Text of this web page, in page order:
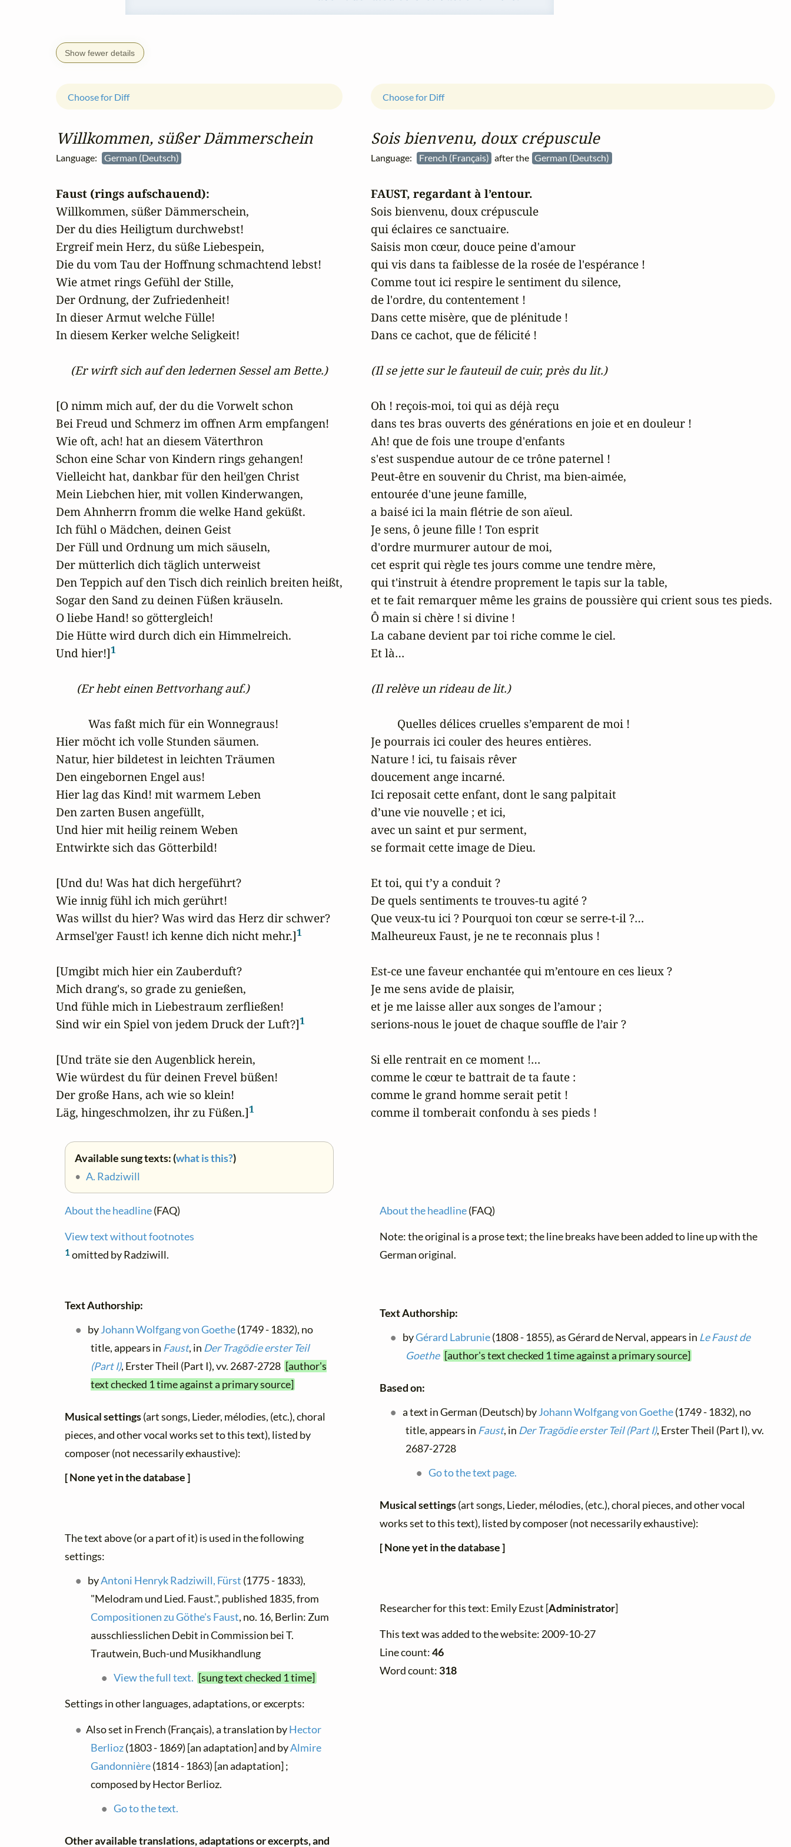
Show fewer details
Willkommen, süßer Dämmerschein
Language: German (Deutsch)
Choose for Diff
Faust (rings aufschauend):
Willkommen, süßer Dämmerschein,
Der du dies Heiligtum durchwebst!
Ergreif mein Herz, du süße Liebespein,
Die du vom Tau der Hoffnung schmachtend lebst!
Wie atmet rings Gefühl der Stille,
Der Ordnung, der Zufriedenheit!
In dieser Armut welche Fülle!
In diesem Kerker welche Seligkeit!
(Er wirft sich auf den ledernen Sessel am Bette.)
[O nimm mich auf, der du die Vorwelt schon
Bei Freud und Schmerz im offnen Arm empfangen!
Wie oft, ach! hat an diesem Väterthron
Schon eine Schar von Kindern rings gehangen!
Vielleicht hat, dankbar für den heil'gen Christ
Mein Liebchen hier, mit vollen Kinderwangen,
Dem Ahnherrn fromm die welke Hand geküßt.
Ich fühl o Mädchen, deinen Geist
Der Füll und Ordnung um mich säuseln,
Der mütterlich dich täglich unterweist
Den Teppich auf den Tisch dich reinlich breiten heißt,
Sogar den Sand zu deinen Füßen kräuseln.
O liebe Hand! so göttergleich!
Die Hütte wird durch dich ein Himmelreich.
Und hier!]1
(Er hebt einen Bettvorhang auf.)
           Was faßt mich für ein Wonnegraus!
Hier möcht ich volle Stunden säumen.
Natur, hier bildetest in leichten Träumen
Den eingebornen Engel aus!
Hier lag das Kind! mit warmem Leben
Den zarten Busen angefüllt,
Und hier mit heilig reinem Weben
Entwirkte sich das Götterbild!
[Und du! Was hat dich hergeführt?
Wie innig fühl ich mich gerührt!
Was willst du hier? Was wird das Herz dir schwer?
Armsel'ger Faust! ich kenne dich nicht mehr.]1
[Umgibt mich hier ein Zauberduft?
Mich drang's, so grade zu genießen,
Und fühle mich in Liebestraum zerfließen!
Sind wir ein Spiel von jedem Druck der Luft?]1
[Und träte sie den Augenblick herein,
Wie würdest du für deinen Frevel büßen!
Der große Hans, ach wie so klein!
Läg, hingeschmolzen, ihr zu Füßen.]1
Available sung texts: (what is this?)
• A. Radziwill
About the headline(FAQ)
View text without footnotes
1 omitted by Radziwill.
Text Authorship:
byJohann Wolfgang von Goethe(1749 - 1832), no
title, appears in Faust, in Der Tragödie erster Teil
(Part I), Erster Theil (Part I), vv. 2687-2728 [author's
text checked 1 time against a primary source]
Musical settings(art songs, Lieder, mélodies, (etc.), choral
pieces, and other vocal works set to this text), listed by
composer (not necessarily exhaustive):
[ None yet in the database ]
The text above (or a part of it) is used in the following
settings:
byAntoni Henryk Radziwill, Fürst (1775 - 1833),
"Melodram und Lied. Faust.", published 1835, from
Compositionen zu Göthe's Faust, no. 16, Berlin: Zum
ausschliesslichen Debit in Commission bei T.
Trautwein, Buch-und Musikhandlung
View the full text. [sung text checked 1 time]
Settings in other languages, adaptations, or excerpts:
Also set in French (Français), a translation byHector
Berlioz(1803 - 1869) [an adaptation] and byAlmire
Gandonnière(1814 - 1863) [an adaptation] ;
composed by Hector Berlioz.
Go to the text.
Other available translations, adaptations or excerpts, and
Sois bienvenu, doux crépuscule
Language: French (Français) after the German (Deutsch)
Choose for Diff
FAUST, regardant à l’entour.
Sois bienvenu, doux crépuscule
qui éclaires ce sanctuaire.
Saisis mon cœur, douce peine d'amour
qui vis dans ta faiblesse de la rosée de l'espérance !
Comme tout ici respire le sentiment du silence,
de l'ordre, du contentement !
Dans cette misère, que de plénitude !
Dans ce cachot, que de félicité !
(Il se jette sur le fauteuil de cuir, près du lit.)
Oh ! reçois-moi, toi qui as déjà reçu
dans tes bras ouverts des générations en joie et en douleur !
Ah! que de fois une troupe d'enfants
s'est suspendue autour de ce trône paternel !
Peut-être en souvenir du Christ, ma bien-aimée,
entourée d'une jeune famille,
a baisé ici la main flétrie de son aïeul.
Je sens, ô jeune fille ! Ton esprit
d'ordre murmurer autour de moi,
cet esprit qui règle tes jours comme une tendre mère,
qui t'instruit à étendre proprement le tapis sur la table,
et te fait remarquer même les grains de poussière qui crient sous tes pieds.
Ô main si chère ! si divine !
La cabane devient par toi riche comme le ciel.
Et là…
(Il relève un rideau de lit.)
         Quelles délices cruelles s’emparent de moi !
Je pourrais ici couler des heures entières.
Nature ! ici, tu faisais rêver
doucement ange incarné.
Ici reposait cette enfant, dont le sang palpitait
d’une vie nouvelle ; et ici,
avec un saint et pur serment,
se formait cette image de Dieu.
Et toi, qui t’y a conduit ?
De quels sentiments te trouves-tu agité ?
Que veux-tu ici ? Pourquoi ton cœur se serre-t-il ?…
Malheureux Faust, je ne te reconnais plus !
Est-ce une faveur enchantée qui m’entoure en ces lieux ?
Je me sens avide de plaisir,
et je me laisse aller aux songes de l’amour ;
serions-nous le jouet de chaque souffle de l’air ?
Si elle rentrait en ce moment !…
comme le cœur te battrait de ta faute :
comme le grand homme serait petit !
comme il tomberait confondu à ses pieds !
About the headline(FAQ)
Note: the original is a prose text; the line breaks have been added to line up with the
German original.
Text Authorship:
byGérard Labrunie(1808 - 1855), as Gérard de Nerval, appears in Le Faust de
Goethe [author's text checked 1 time against a primary source]
Based on:
a text in German (Deutsch) byJohann Wolfgang von Goethe(1749 - 1832), no
title, appears in Faust, in Der Tragödie erster Teil (Part I), Erster Theil (Part I), vv.
2687-2728
Go to the text page.
Musical settings(art songs, Lieder, mélodies, (etc.), choral pieces, and other vocal
works set to this text), listed by composer (not necessarily exhaustive):
[ None yet in the database ]
Researcher for this text: Emily Ezust [Administrator]
This text was added to the website: 2009-10-27
Line count:46
Word count: 318